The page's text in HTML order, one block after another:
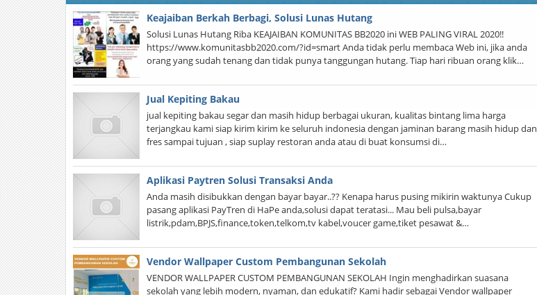
Keajaiban Berkah Berbagi, Solusi Lunas Hutang
Solusi Lunas Hutang Riba KEAJAIBAN KOMUNITAS BB2020 ini WEB PALING VIRAL 2020!!
https://www.komunitasbb2020.com/?id=smart Anda tidak perlu membaca Web ini, jika anda
orang yang sudah tenang dan tidak punya tanggungan hutang. Tiap hari ribuan orang klik…
Jual Kepiting Bakau
jual kepiting bakau segar dan masih hidup berbagai ukuran, kualitas bintang lima harga
terjangkau kami siap kirim kirim ke seluruh indonesia dengan jaminan barang masih hidup dan
fres sampai tujuan , siap suplay restoran anda atau di buat konsumsi di…
Aplikasi Paytren Solusi Transaksi Anda
Anda masih disibukkan dengan bayar bayar..?? Kenapa harus pusing mikirin waktunya Cukup
pasang aplikasi PayTren di HaPe anda,solusi dapat teratasi... Mau beli pulsa,bayar
listrik,pdam,BPJS,finance,token,telkom,tv kabel,voucer game,tiket pesawat &…
Vendor Wallpaper Custom Pembangunan Sekolah
VENDOR WALLPAPER CUSTOM PEMBANGUNAN SEKOLAH Ingin menghadirkan suasana
sekolah yang lebih modern, nyaman, dan edukatif? Kami hadir sebagai Vendor wallpaper